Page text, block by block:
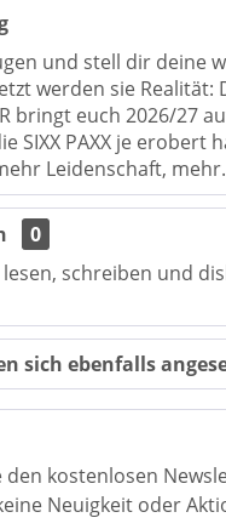
und stell dir deine
werden sie Realität:
bringt euch 2026/27
SIXX PAXX je erobert
Leidenschaft,
0
schreiben und
sich ebenfalls
den kostenlosen
Neuigkeit oder